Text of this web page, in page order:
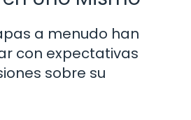
a menudo han
con expectativas
sobre su